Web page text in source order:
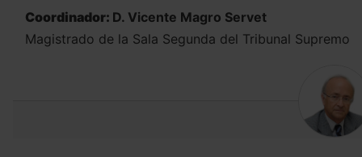
Coordinador: D. Vicente Magro Servet
Magistrado de la Sala Segunda del Tribunal Supremo